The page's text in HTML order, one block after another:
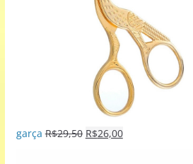
garça R$29,50 R$26,00